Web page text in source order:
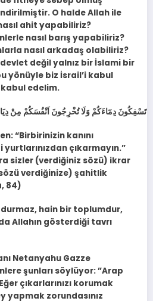
O halde Allah ile
ahit yapabiliriz?
nasıl barış yapabiliriz?
nasıl arkadaş olabiliriz?
değil yalnız bir İslami bir
yönüyle biz İsrail’i kabul
edelim.
“Birbirinizin kanını
çıkarmayın.”
sizler (verdiğiniz sözü) ikrar
verdiğinize) şahitlik
84)
hain bir toplumdur,
Allahın gösterdiği tavrı
Netanyahu Gazze
şunları söylüyor: ”Arap
çıkarlarınızı korumak
yapmak zorundasınız